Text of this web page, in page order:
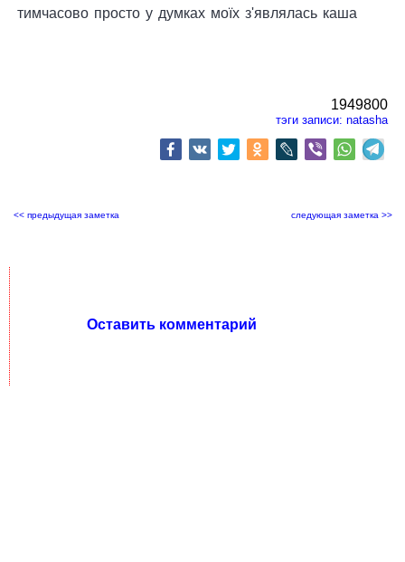
тимчасово просто у думках моїх з'являлась каша
1949800
тэги записи: natasha
<< предыдущая заметка следующая заметка >>
Оставить комментарий